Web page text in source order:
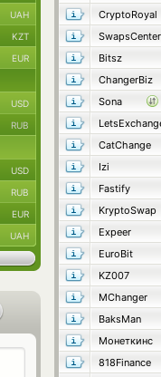
CryptoRoyal
SwapsCenter
Bitsz
ChangerBiz
Sona
CatChange
Izi
Fastify
KryptoSwap
Expeer
EuroBit
KZ007
MChanger
BaksMan
Монеткинс
818Finance
UAH
KZT
EUR
USD
RUB
USD
RUB
EUR
UAH